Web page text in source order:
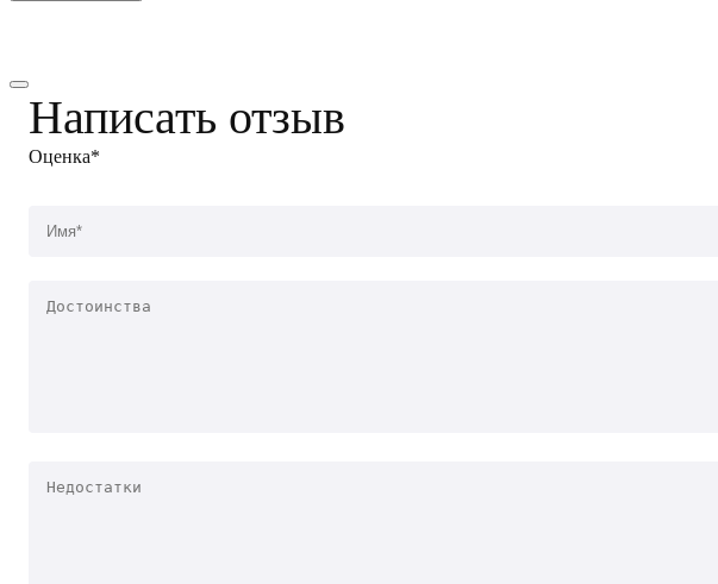
Написать отзыв
Оценка*